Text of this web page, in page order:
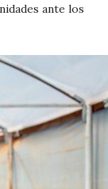
ante los